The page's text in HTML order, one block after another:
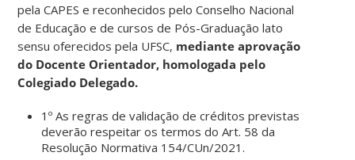
pela CAPES e reconhecidos pelo Conselho Nacional
de Educação e de cursos de Pós-Graduação lato
sensu oferecidos pela UFSC, mediante aprovação
do Docente Orientador, homologada pelo
Colegiado Delegado.
1º As regras de validação de créditos previstas
deverão respeitar os termos do Art. 58 da
Resolução Normativa 154/CUn/2021.